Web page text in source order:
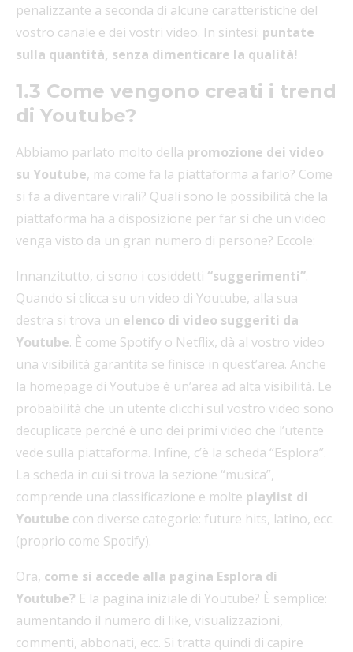
penalizzante a seconda di alcune caratteristiche del
vostro canale e dei vostri video. In sintesi: puntate
sulla quantità, senza dimenticare la qualità!
1.3 Come vengono creati i trend
di Youtube?
Abbiamo parlato molto della promozione dei video
su Youtube, ma come fa la piattaforma a farlo? Come
si fa a diventare virali? Quali sono le possibilità che la
piattaforma ha a disposizione per far sì che un video
venga visto da un gran numero di persone? Eccole:
Innanzitutto, ci sono i cosiddetti “suggerimenti”.
Quando si clicca su un video di Youtube, alla sua
destra si trova un elenco di video suggeriti da
Youtube. È come Spotify o Netflix, dà al vostro video
una visibilità garantita se finisce in quest’area. Anche
la homepage di Youtube è un’area ad alta visibilità. Le
probabilità che un utente clicchi sul vostro video sono
decuplicate perché è uno dei primi video che l’utente
vede sulla piattaforma. Infine, c’è la scheda “Esplora”.
La scheda in cui si trova la sezione “musica”,
comprende una classificazione e molte playlist di
Youtube con diverse categorie: future hits, latino, ecc.
(proprio come Spotify).
Ora, come si accede alla pagina Esplora di
Youtube? E la pagina iniziale di Youtube? È semplice:
aumentando il numero di like, visualizzazioni,
commenti, abbonati, ecc. Si tratta quindi di capire